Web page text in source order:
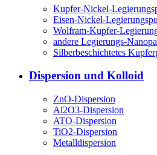
Kupfer-Nickel-
Eisen-Nickel-
Wolfram-Kupfer-
andere Legierungs-
Silberbeschichtetes
Dispersion und Kolloid
ZnO-Dispersion
Al2O3-Dispersion
ATO-Dispersion
TiO2-Dispersion
Metalldispersion